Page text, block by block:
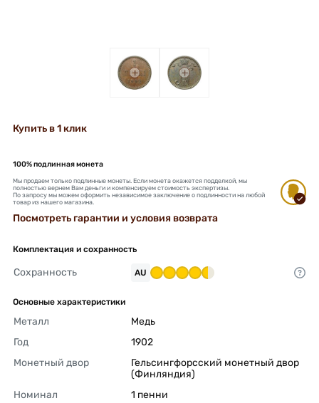
+ +
Купить в 1 клик
100% подлинная монета
Мы продаем только подлинные монеты. Если монета окажется подделкой, мы
полностью вернем Вам деньги и компенсируем стоимость экспертизы.
По запросу мы можем оформить независимое заключение о подлинности на любой
товар из нашего магазина.
Посмотреть гарантии и условия возврата
Комплектация и сохранность
Сохранность AU
Основные характеристики
Металл
Медь
Год
1902
Монетный двор
Гельсингфорсский монетный двор
(Финляндия)
Номинал
1 пенни